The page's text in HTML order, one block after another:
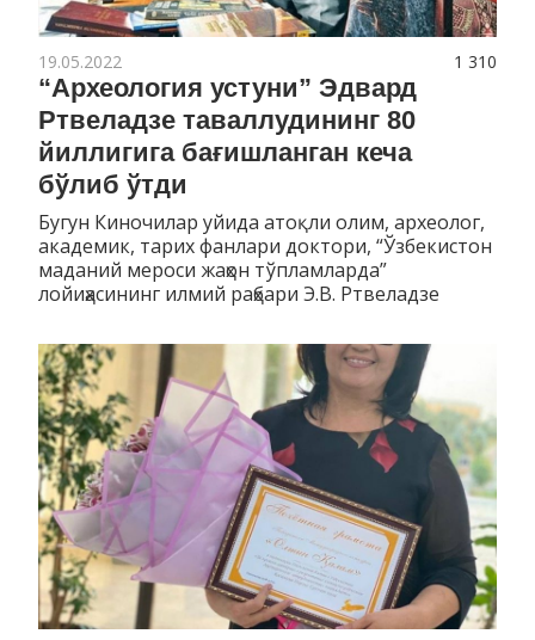
1 310
19.05.2022
“Археология устуни” Эдвард
Ртвеладзе таваллудининг 80
йиллигига бағишланган кеча
бўлиб ўтди
Бугун Киночилар уйида атоқли олим, археолог,
академик, тарих фанлари доктори, “Ўзбекистон
маданий мероси жаҳон тўпламларда”
лойиҳасининг илмий раҳбари Э.В. Ртвеладзе